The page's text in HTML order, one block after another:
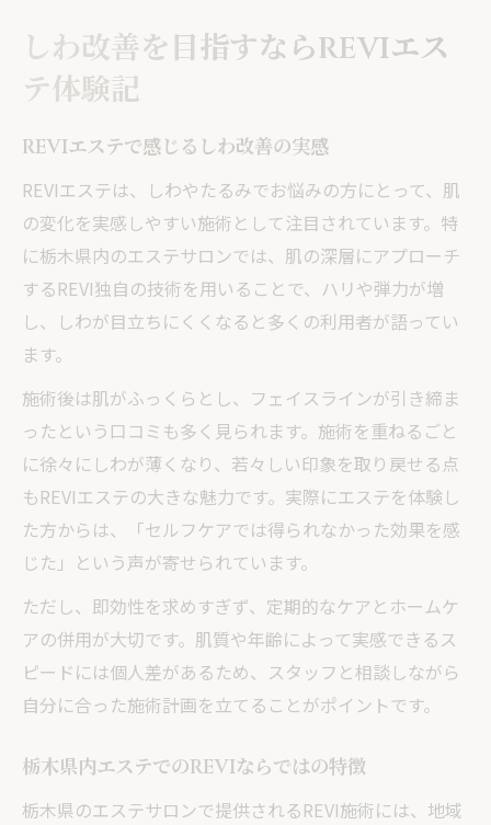
栃木県で話題のREVI施術としわへの効果
REVI施術でしわを本格的にケアする方法
リフトアップも叶うREVIのエステ効果とは
栃木県のエステで体験するREVIの実力
しわ改善に最適なREVI施術の最新情報
REVIエステはどんな肌質にも対応可能
美肌を叶えるREVIなら栃木のエステが注目
REVIエステで美肌としわ改善を同時に実現
エステ選びで失敗しないREVIの選択基準
栃木のREVIエステが人気の秘密を解説
しわ対策にはREVIの美肌再生メソッドを
悩み解消を実感！REVI施術のリアルな変化
REVI施術でしわが改善した実体験を紹介
エステ通いで得られる肌のリフトアップ感
REVI施術後のしわやたるみの変化を検証
リフトアップも対応するREVIエステの魅力
しわ改善とリフトアップが同時に叶う理由
REVIが支持されるリフトアップ効果とは
しわ改善を目指すならREVIエス
テ体験記
REVIエステで感じるしわ改善の実感
REVIエステは、しわやたるみでお悩みの方にとって、肌
の変化を実感しやすい施術として注目されています。特
に栃木県内のエステサロンでは、肌の深層にアプローチ
するREVI独自の技術を用いることで、ハリや弾力が増
し、しわが目立ちにくくなると多くの利用者が語ってい
ます。
施術後は肌がふっくらとし、フェイスラインが引き締ま
ったという口コミも多く見られます。施術を重ねるごと
に徐々にしわが薄くなり、若々しい印象を取り戻せる点
もREVIエステの大きな魅力です。実際にエステを体験し
た方からは、「セルフケアでは得られなかった効果を感
じた」という声が寄せられています。
ただし、即効性を求めすぎず、定期的なケアとホームケ
アの併用が大切です。肌質や年齢によって実感できるス
ピードには個人差があるため、スタッフと相談しながら
自分に合った施術計画を立てることがポイントです。
栃木県内エステでのREVIならではの特徴
栃木県のエステサロンで提供されるREVI施術には、地域